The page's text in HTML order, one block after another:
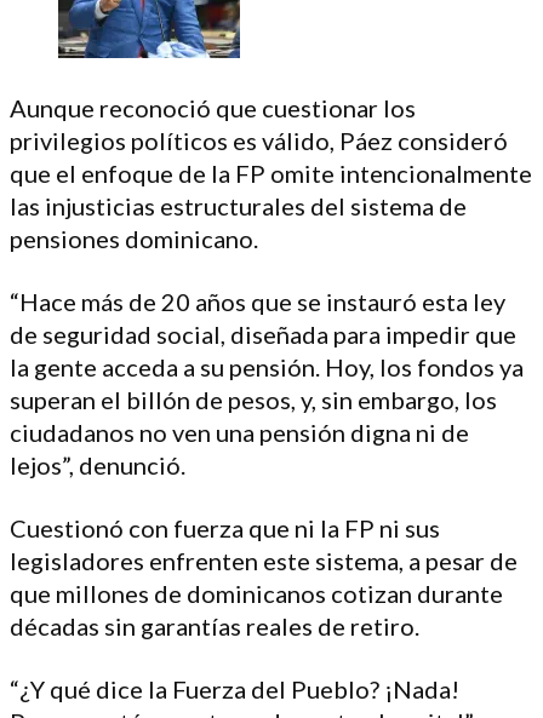
Aunque reconoció que cuestionar los
privilegios políticos es válido, Páez consideró
que el enfoque de la FP omite intencionalmente
las injusticias estructurales del sistema de
pensiones dominicano.
“Hace más de 20 años que se instauró esta ley
de seguridad social, diseñada para impedir que
la gente acceda a su pensión. Hoy, los fondos ya
superan el billón de pesos, y, sin embargo, los
ciudadanos no ven una pensión digna ni de
lejos”, denunció.
Cuestionó con fuerza que ni la FP ni sus
legisladores enfrenten este sistema, a pesar de
que millones de dominicanos cotizan durante
décadas sin garantías reales de retiro.
“¿Y qué dice la Fuerza del Pueblo? ¡Nada!